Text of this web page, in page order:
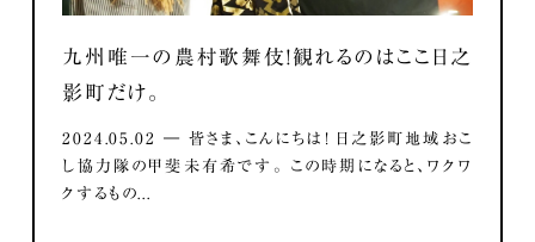
九州唯一の農村歌舞伎！観れるのはここ日之
影町だけ。
2024.05.02 ― 皆さま、こんにちは！ 日之影町地域おこ
し協力隊の甲斐未有希です。 この時期になると、ワクワ
クするもの...